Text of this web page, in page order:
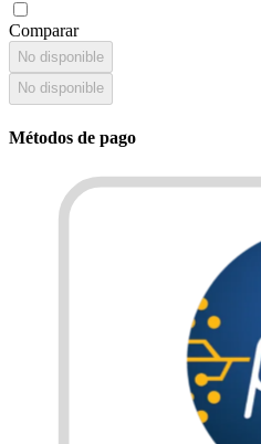
Comparar
No disponible
No disponible
Métodos de pago